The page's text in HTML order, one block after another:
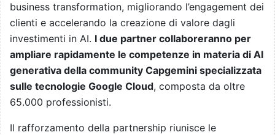
business transformation, migliorando l’engagement dei
clienti e accelerando la creazione di valore dagli
investimenti in AI. I due partner collaboreranno per
ampliare rapidamente le competenze in materia di AI
generativa della community Capgemini specializzata
sulle tecnologie Google Cloud, composta da oltre
65.000 professionisti.
Il rafforzamento della partnership riunisce le